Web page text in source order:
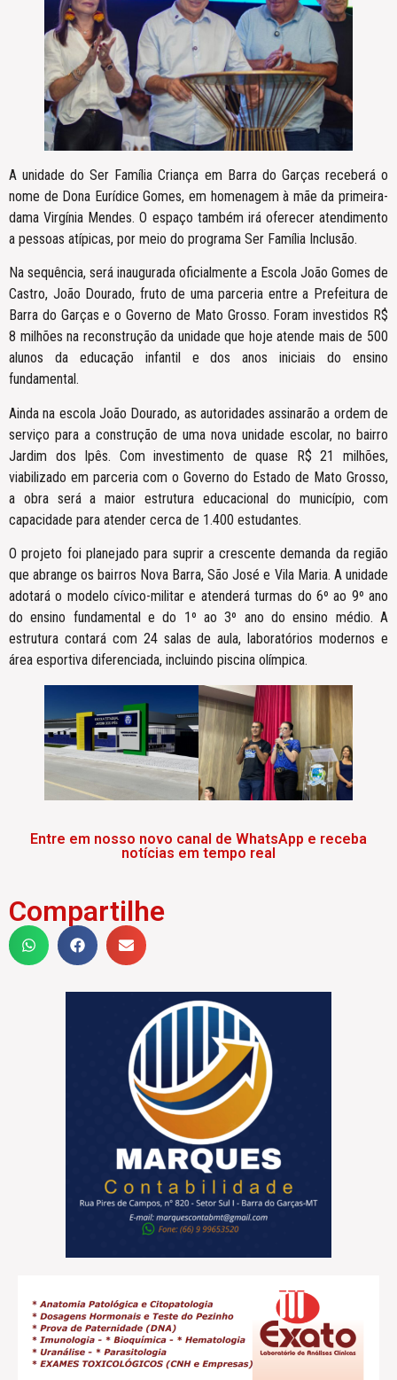
A unidade do Ser Família Criança em Barra do Garças receberá o
nome de Dona Eurídice Gomes, em homenagem à mãe da primeira-
dama Virgínia Mendes. O espaço também irá oferecer atendimento
a pessoas atípicas, por meio do programa Ser Família Inclusão.
Na sequência, será inaugurada oficialmente a Escola João Gomes de
Castro, João Dourado, fruto de uma parceria entre a Prefeitura de
Barra do Garças e o Governo de Mato Grosso. Foram investidos R$
8 milhões na reconstrução da unidade que hoje atende mais de 500
alunos da educação infantil e dos anos iniciais do ensino
fundamental.
Ainda na escola João Dourado, as autoridades assinarão a ordem de
serviço para a construção de uma nova unidade escolar, no bairro
Jardim dos Ipês. Com investimento de quase R$ 21 milhões,
viabilizado em parceria com o Governo do Estado de Mato Grosso,
a obra será a maior estrutura educacional do município, com
capacidade para atender cerca de 1.400 estudantes.
O projeto foi planejado para suprir a crescente demanda da região
que abrange os bairros Nova Barra, São José e Vila Maria. A unidade
adotará o modelo cívico-militar e atenderá turmas do 6º ao 9º ano
do ensino fundamental e do 1º ao 3º ano do ensino médio. A
estrutura contará com 24 salas de aula, laboratórios modernos e
área esportiva diferenciada, incluindo piscina olímpica.
Entre em nosso novo canal de WhatsApp e receba
notícias em tempo real
Compartilhe